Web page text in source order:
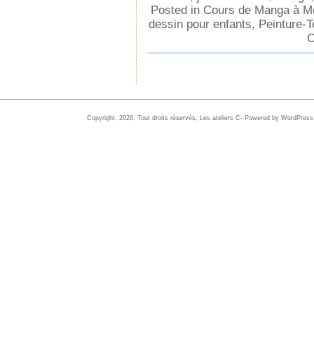
Posted in Cours de Manga à
dessin pour enfants, Peinture-
Copyright, 2026, Tout droits réservés, Les ateliers C- Powered by WordPress